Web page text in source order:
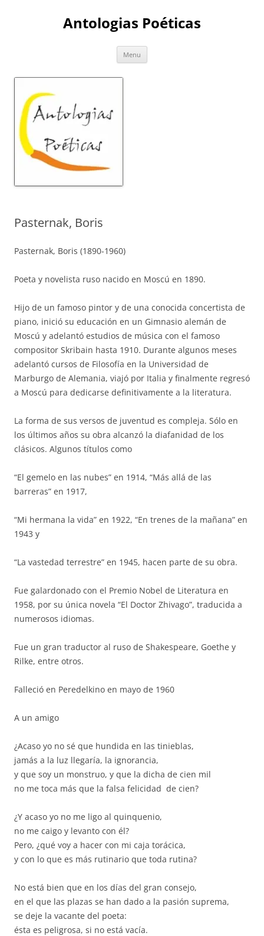
Antologias Poéticas
Menu
Pasternak, Boris
Pasternak, Boris (1890-1960)
Poeta y novelista ruso nacido en Moscú en 1890.
Hijo de un famoso pintor y de una conocida concertista de
piano, inició su educación en un Gimnasio alemán de
Moscú y adelantó estudios de música con el famoso
compositor Skribain hasta 1910. Durante algunos meses
adelantó cursos de Filosofía en la Universidad de
Marburgo de Alemania, viajó por Italia y finalmente regresó
a Moscú para dedicarse definitivamente a la literatura.
La forma de sus versos de juventud es compleja. Sólo en
los últimos años su obra alcanzó la diafanidad de los
clásicos. Algunos títulos como
“El gemelo en las nubes” en 1914, “Más allá de las
barreras” en 1917,
“Mi hermana la vida” en 1922, “En trenes de la mañana” en
1943 y
“La vastedad terrestre” en 1945, hacen parte de su obra.
Fue galardonado con el Premio Nobel de Literatura en
1958, por su única novela “El Doctor Zhivago”, traducida a
numerosos idiomas.
Fue un gran traductor al ruso de Shakespeare, Goethe y
Rilke, entre otros.
Falleció en Peredelkino en mayo de 1960
A un amigo
¿Acaso yo no sé que hundida en las tinieblas,
jamás a la luz llegaría, la ignorancia,
y que soy un monstruo, y que la dicha de cien mil
no me toca más que la falsa felicidad de cien?
¿Y acaso yo no me ligo al quinquenio,
no me caigo y levanto con él?
Pero, ¿qué voy a hacer con mi caja torácica,
y con lo que es más rutinario que toda rutina?
No está bien que en los días del gran consejo,
en el que las plazas se han dado a la pasión suprema,
se deje la vacante del poeta:
ésta es peligrosa, si no está vacía.